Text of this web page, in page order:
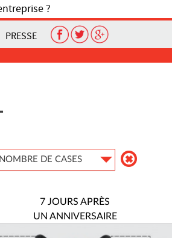
?
PRESSE
NOMBRE DE CASES
7 JOURS APRÈS
UN ANNIVERSAIRE